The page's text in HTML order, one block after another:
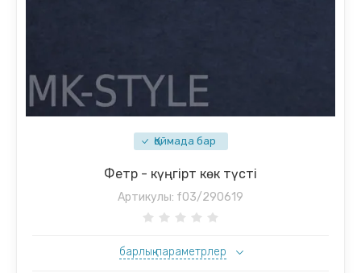
Қоймада бар
Фетр - күңгірт көк түсті
Артикулы: f03/290619
барлық параметрлер